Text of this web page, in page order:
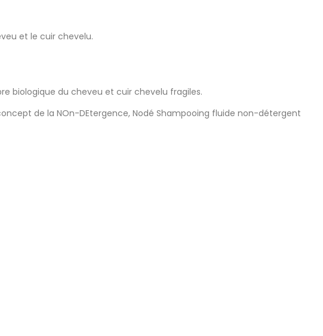
et le cuir chevelu.
biologique du cheveu et cuir chevelu fragiles.
de la NOn-DEtergence, Nodé Shampooing fluide non-détergent